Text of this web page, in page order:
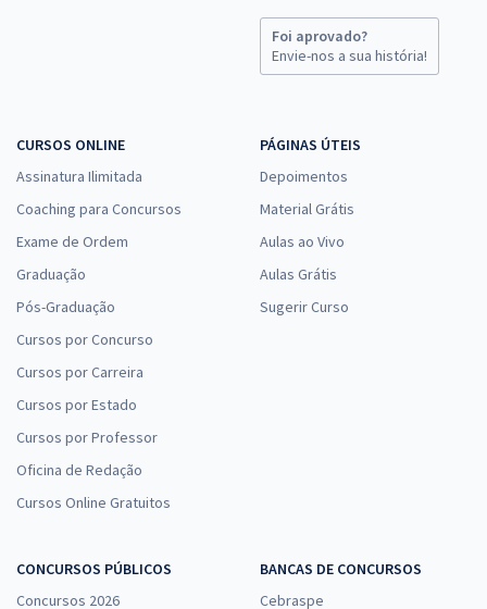
Foi aprovado?
Envie-nos a sua história!
CURSOS ONLINE
Assinatura Ilimitada
Coaching para Concursos
Exame de Ordem
Graduação
Pós-Graduação
Cursos por Concurso
Cursos por Carreira
Cursos por Estado
Cursos por Professor
Oficina de Redação
Cursos Online Gratuitos
PÁGINAS ÚTEIS
Depoimentos
Material Grátis
Aulas ao Vivo
Aulas Grátis
Sugerir Curso
CONCURSOS PÚBLICOS
Concursos 2026
BANCAS DE CONCURSOS
Cebraspe